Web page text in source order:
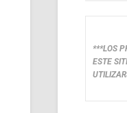
***LOS
ESTE